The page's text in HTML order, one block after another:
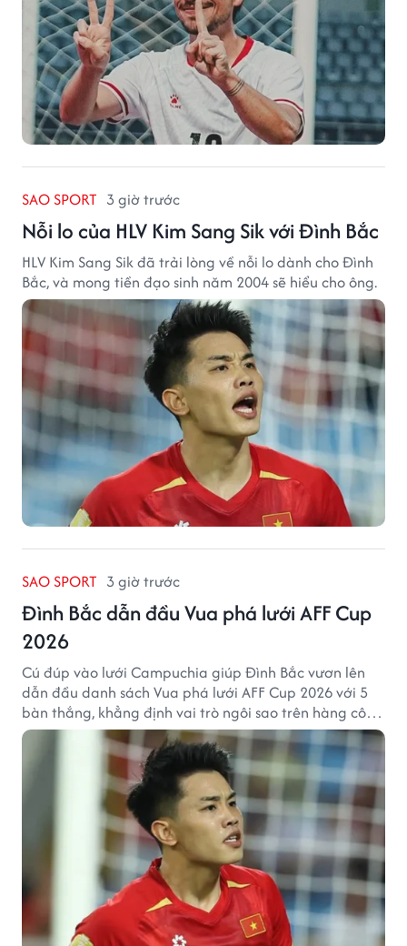
SAO SPORT 3 giờ trước
Nỗi lo của HLV Kim Sang Sik với Đình Bắc
HLV Kim Sang Sik đã trải lòng về nỗi lo dành cho Đình
Bắc, và mong tiền đạo sinh năm 2004 sẽ hiểu cho ông.
SAO SPORT 3 giờ trước
Đình Bắc dẫn đầu Vua phá lưới AFF Cup
2026
Cú đúp vào lưới Campuchia giúp Đình Bắc vươn lên
dẫn đầu danh sách Vua phá lưới AFF Cup 2026 với 5
bàn thắng, khẳng định vai trò ngôi sao trên hàng công
tuyển Việt Nam.